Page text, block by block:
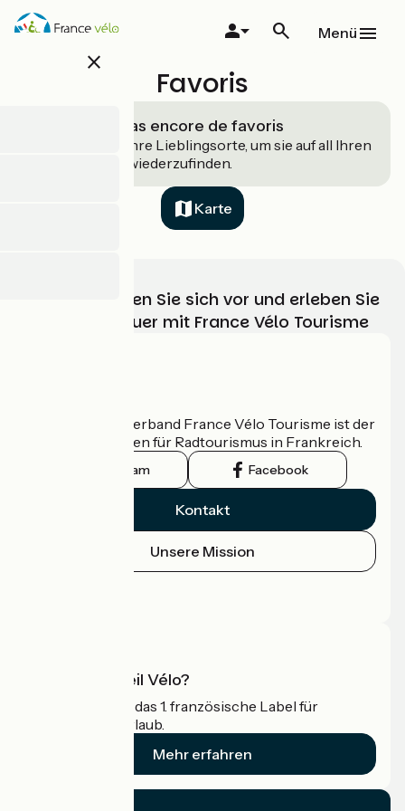
Direkt
zum
close
Menü
Favoris
Vous n’avez pas encore de favoris
Speichern Sie Ihre Lieblingsorte, um sie auf all Ihren
Geräten leicht wiederzufinden.
Karte
Wählen, bereiten Sie sich vor und erleben Sie
Ihr Radabenteuer mit France Vélo Tourisme
Der nationale Verband France Vélo Tourisme ist der
offizielle Leitfaden für Radtourismus in Frankreich.
Instagram Facebook
Kontakt
Unsere Mission
Was ist Accueil Vélo?
Accueil Vélo ist das 1. französische Label für
Radfahrer im Urlaub.
Mehr erfahren